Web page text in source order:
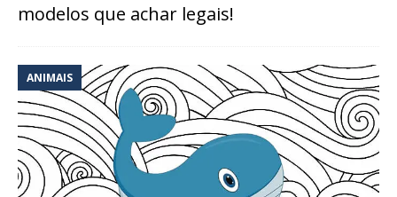
modelos que achar legais!
ANIMAIS